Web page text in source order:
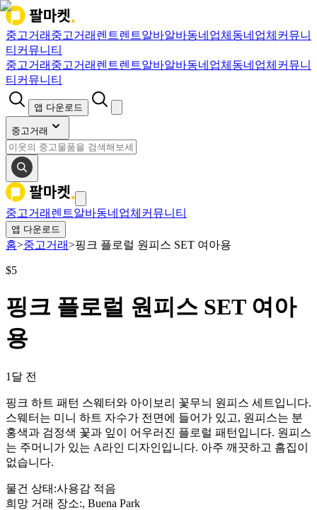
중고거래 중고거래 렌트렌트알바알바동네업체 동네업체 커뮤니
티 커뮤니티
중고거래 중고거래 렌트렌트알바알바동네업체 동네업체 커뮤니
티 커뮤니티
앱 다운로드
중고거래
중고거래 렌트알바동네업체 커뮤니티
앱 다운로드
홈>중고거래>핑크 플로럴 원피스 SET 여아용
$5
핑크 플로럴 원피스 SET 여아
용
1달 전
핑크 하트 패턴 스웨터와 아이보리 꽃무늬 원피스 세트입니다.
스웨터는 미니 하트 자수가 전면에 들어가 있고, 원피스는 분
홍색과 검정색 꽃과 잎이 어우러진 플로럴 패턴입니다. 원피스
는 주머니가 있는 A라인 디자인입니다. 아주 깨끗하고 흠집이
없습니다.
물건 상태 :사용감 적음
희망 거래 장소:, Buena Park